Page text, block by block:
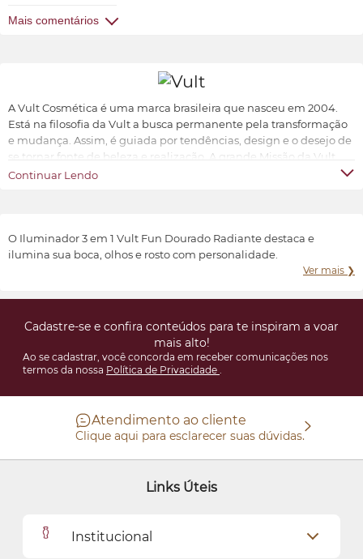
Mais comentários
A Vult Cosmética é uma marca brasileira que nasceu em 2004.
Está na filosofia da Vult a busca permanente pela transformação
e mudança. Assim, é guiada por tendências, design e o desejo de
se tornar fonte de beleza e realização. A grande Missão da Vult
Cosmética é oferecer ao universo feminino a possibilidade de ter
Continuar Lendo
O Iluminador 3 em 1 Vult Fun Dourado Radiante destaca e
ilumina sua boca, olhos e rosto com personalidade.
Ver mais ❯
Cadastre-se e confira conteúdos para te inspiram a voar
mais alto!
Ao se cadastrar, você concorda em receber comunicações nos
termos da nossa Política de Privacidade .
Atendimento ao cliente
Clique aqui para esclarecer suas dúvidas.
Links Úteis
Institucional